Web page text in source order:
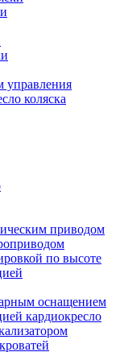
управления
коляска
приводом
по высоте
оснащением
кардиокресло